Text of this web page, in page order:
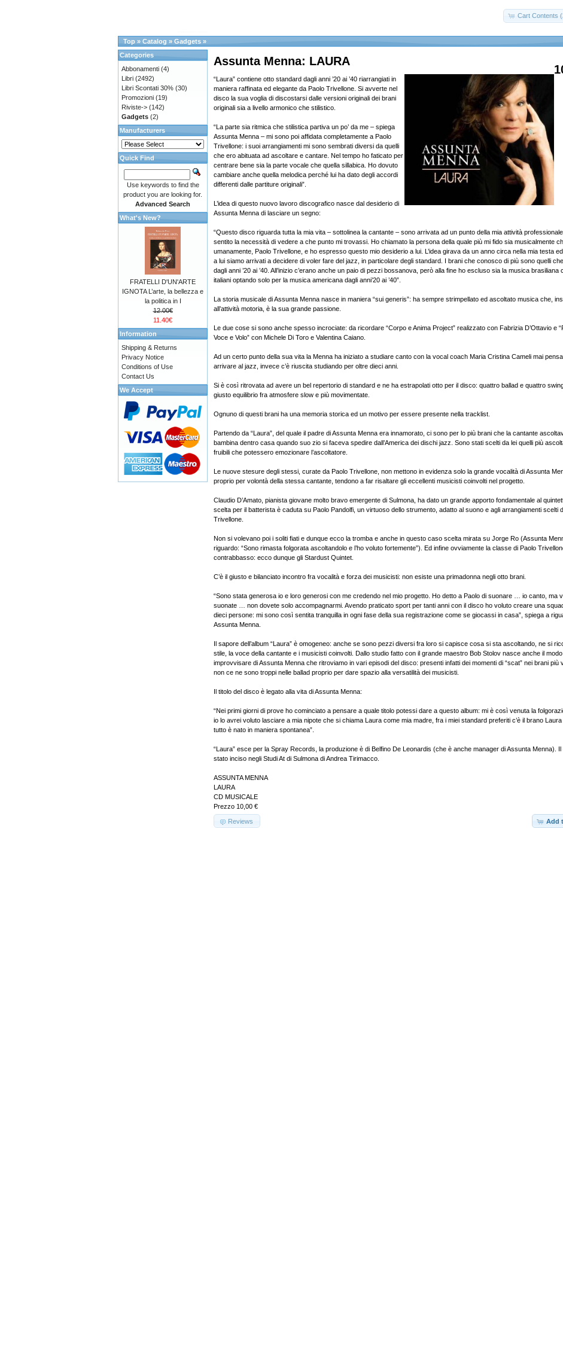
Cart Contents
Top » Catalog » Gadgets »
Assunta Menna: LAURA
“Laura” contiene otto standard dagli anni ’20 ai ’40 riarrangiati in
maniera raffinata ed elegante da Paolo Trivellone. Si avverte nel
disco la sua voglia di discostarsi dalle versioni originali dei brani
originali sia a livello armonico che stilistico.
“La parte sia ritmica che stilistica partiva un po’ da me – spiega
Assunta Menna – mi sono poi affidata completamente a Paolo
Trivellone: i suoi arrangiamenti mi sono sembrati diversi da quelli
che ero abituata ad ascoltare e cantare. Nel tempo ho faticato per
centrare bene sia la parte vocale che quella sillabica. Ho dovuto
cambiare anche quella melodica perché lui ha dato degli accordi
differenti dalle partiture originali”.
L’idea di questo nuovo lavoro discografico nasce dal desiderio di
Assunta Menna di lasciare un segno:
“Questo disco riguarda tutta la mia vita – sottolinea la cantante – sono arrivata ad un punto della mia attività
sentito la necessità di vedere a che punto mi trovassi. Ho chiamato la persona della quale più mi fido sia musicalmente
umanamente, Paolo Trivellone, e ho espresso questo mio desiderio a lui. L’idea girava da un anno circa nella mia testa
a lui siamo arrivati a decidere di voler fare del jazz, in particolare degli standard. I brani che conosco di più sono quelli
dagli anni ’20 ai ’40. All’inizio c’erano anche un paio di pezzi bossanova, però alla fine ho escluso sia la musica brasiliana
italiani optando solo per la musica americana dagli anni’20 ai ’40”.
La storia musicale di Assunta Menna nasce in maniera “sui generis”: ha sempre strimpellato ed ascoltato musica che,
all’attività motoria, è la sua grande passione.
Le due cose si sono anche spesso incrociate: da ricordare “Corpo e Anima Project” realizzato con Fabrizia D’Ottavio e
Voce e Volo” con Michele Di Toro e Valentina Caiano.
Ad un certo punto della sua vita la Menna ha iniziato a studiare canto con la vocal coach Maria Cristina Cameli mai
arrivare al jazz, invece c’è riuscita studiando per oltre dieci anni.
Si è così ritrovata ad avere un bel repertorio di standard e ne ha estrapolati otto per il disco: quattro ballad e quattro
giusto equilibrio fra atmosfere slow e più movimentate.
Ognuno di questi brani ha una memoria storica ed un motivo per essere presente nella tracklist.
Partendo da “Laura”, del quale il padre di Assunta Menna era innamorato, ci sono per lo più brani che la cantante
bambina dentro casa quando suo zio si faceva spedire dall’America dei dischi jazz. Sono stati scelti da lei quelli più
fruibili che potessero emozionare l’ascoltatore.
Le nuove stesure degli stessi, curate da Paolo Trivellone, non mettono in evidenza solo la grande vocalità di Assunta
proprio per volontà della stessa cantante, tendono a far risaltare gli eccellenti musicisti coinvolti nel progetto.
Claudio D’Amato, pianista giovane molto bravo emergente di Sulmona, ha dato un grande apporto fondamentale al
scelta per il batterista è caduta su Paolo Pandolfi, un virtuoso dello strumento, adatto al suono e agli arrangiamenti scelti
Trivellone.
Non si volevano poi i soliti fiati e dunque ecco la tromba e anche in questo caso scelta mirata su Jorge Ro (Assunta
riguardo: “Sono rimasta folgorata ascoltandolo e l’ho voluto fortemente”). Ed infine ovviamente la classe di Paolo
contrabbasso: ecco dunque gli Stardust Quintet.
C’è il giusto e bilanciato incontro fra vocalità e forza dei musicisti: non esiste una primadonna negli otto brani.
“Sono stata generosa io e loro generosi con me credendo nel mio progetto. Ho detto a Paolo di suonare … io canto, ma
suonate … non dovete solo accompagnarmi. Avendo praticato sport per tanti anni con il disco ho voluto creare una
dieci persone: mi sono così sentita tranquilla in ogni fase della sua registrazione come se giocassi in casa”, spiega a
Assunta Menna.
Il sapore dell’album “Laura” è omogeneo: anche se sono pezzi diversi fra loro si capisce cosa si sta ascoltando, ne si
stile, la voce della cantante e i musicisti coinvolti. Dallo studio fatto con il grande maestro Bob Stolov nasce anche il
improvvisare di Assunta Menna che ritroviamo in vari episodi del disco: presenti infatti dei momenti di “scat” nei brani più
non ce ne sono troppi nelle ballad proprio per dare spazio alla versatilità dei musicisti.
Il titolo del disco è legato alla vita di Assunta Menna:
“Nei primi giorni di prove ho cominciato a pensare a quale titolo potessi dare a questo album: mi è così venuta la
io lo avrei voluto lasciare a mia nipote che si chiama Laura come mia madre, fra i miei standard preferiti c’è il brano
tutto è nato in maniera spontanea”.
“Laura” esce per la Spray Records, la produzione è di Belfino De Leonardis (che è anche manager di Assunta Menna).
stato inciso negli Studi At di Sulmona di Andrea Tirimacco.
ASSUNTA MENNA
LAURA
CD MUSICALE
Prezzo 10,00 €
Add
Reviews
Categories
Abbonamenti (4)
Libri (2492)
Libri Scontati 30% (30)
Promozioni (19)
Riviste-> (142)
Gadgets (2)
Manufacturers
Quick Find
Use keywords to find the
product you are looking for.
Advanced Search
What's New?
FRATELLI D'UN'ARTE
IGNOTA L’arte, la bellezza e
la politica in I
12.00€
11.40€
Information
Shipping & Returns
Privacy Notice
Conditions of Use
Contact Us
We Accept